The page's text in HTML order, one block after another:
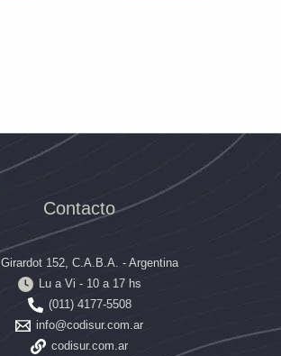
Contacto
Girardot 152, C.A.B.A. - Argentina
Lu a Vi - 10 a 17 hs
(011) 4177-5508
info@codisur.com.ar
codisur.com.ar